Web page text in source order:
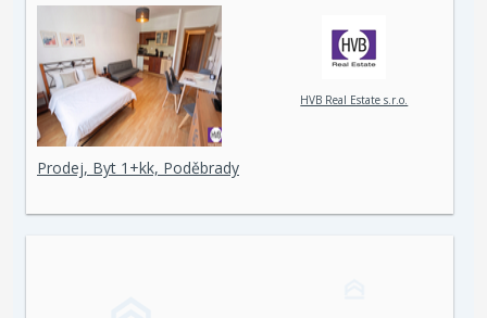
HVB Real Estate s.r.o.
Prodej, Byt 1+kk, Poděbrady